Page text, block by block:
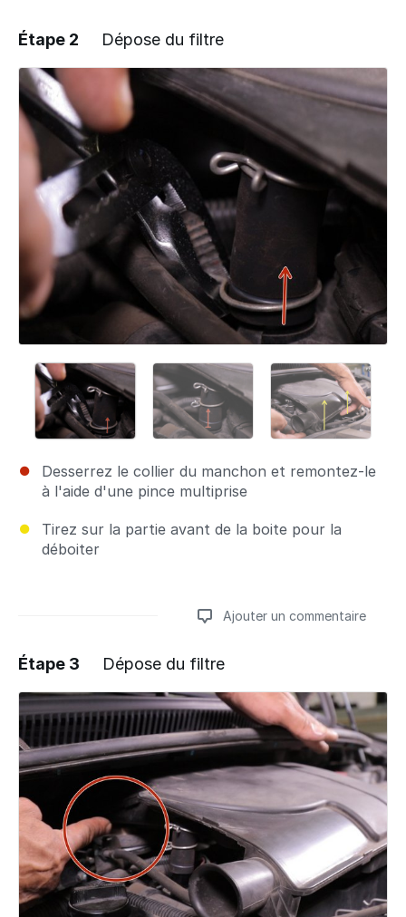
Ajouter un commentaire
Étape 2 Dépose du filtre
Desserrez le collier du manchon et remontez-le
à l'aide d'une pince multiprise
Tirez sur la partie avant de la boite pour la
déboiter
Ajouter un commentaire
Ajouter un commentaire
Étape 3 Dépose du filtre